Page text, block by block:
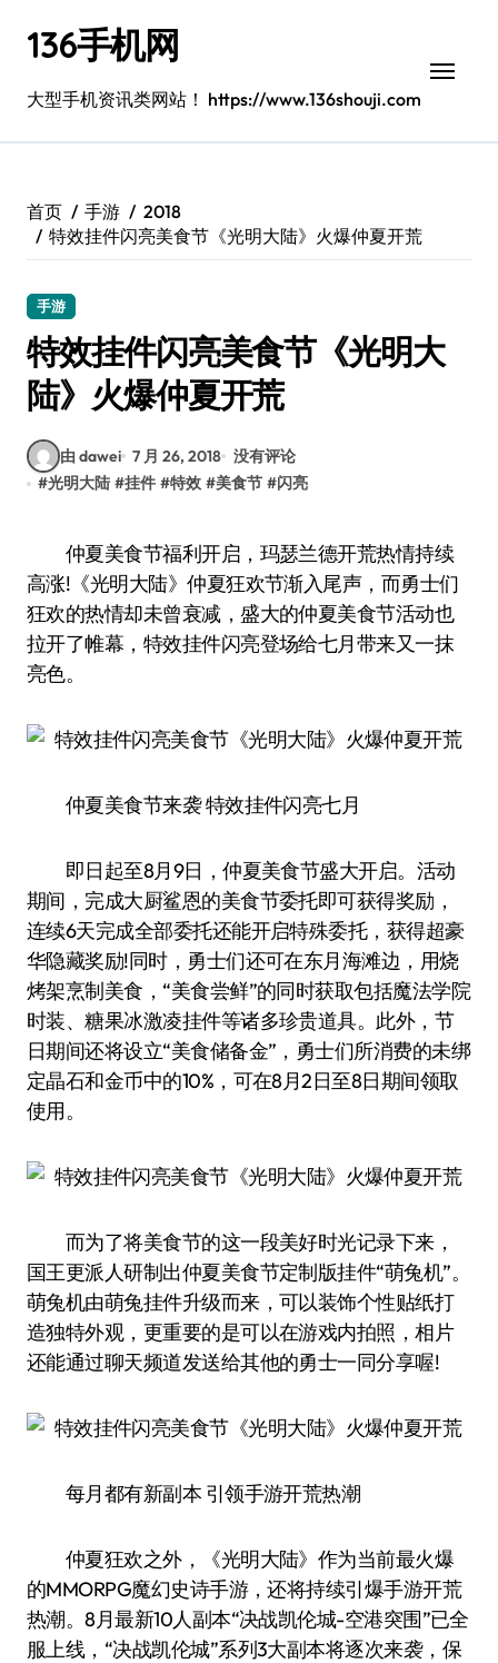
136手机网
大型手机资讯类网站！ https://www.136shouji.com
首页 手游
2018
特效挂件闪亮美食节《光明大陆》火爆仲夏开荒
手游
特效挂件闪亮美食节《光明大
陆》火爆仲夏开荒
由 dawei 7 月 26, 2018 没有评论
#光明大陆 #挂件 #特效 #美食节 #闪亮
仲夏美食节福利开启，玛瑟兰德开荒热情持续
高涨!《光明大陆》仲夏狂欢节渐入尾声，而勇士们
狂欢的热情却未曾衰减，盛大的仲夏美食节活动也
拉开了帷幕，特效挂件闪亮登场给七月带来又一抹
亮色。
仲夏美食节来袭 特效挂件闪亮七月
即日起至8月9日，仲夏美食节盛大开启。活动
期间，完成大厨鲨恩的美食节委托即可获得奖励，
连续6天完成全部委托还能开启特殊委托，获得超豪
华隐藏奖励!同时，勇士们还可在东月海滩边，用烧
烤架烹制美食，“美食尝鲜”的同时获取包括魔法学院
时装、糖果冰激凌挂件等诸多珍贵道具。此外，节
日期间还将设立“美食储备金”，勇士们所消费的未绑
定晶石和金币中的10%，可在8月2日至8日期间领取
使用。
而为了将美食节的这一段美好时光记录下来，
国王更派人研制出仲夏美食节定制版挂件“萌兔机”。
萌兔机由萌兔挂件升级而来，可以装饰个性贴纸打
造独特外观，更重要的是可以在游戏内拍照，相片
还能通过聊天频道发送给其他的勇士一同分享喔!
每月都有新副本 引领手游开荒热潮
仲夏狂欢之外，《光明大陆》作为当前最火爆
的MMORPG魔幻史诗手游，还将持续引爆手游开荒
热潮。8月最新10人副本“决战凯伦城-空港突围”已全
服上线，“决战凯伦城”系列3大副本将逐次来袭，保